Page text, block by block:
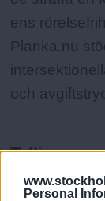
Personal
ens
Planka.nu
och
Tallin
”Mellan den